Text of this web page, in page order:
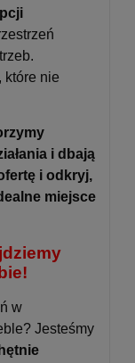
które nie
i dbają
i odkryj,
miejsce
w
Jesteśmy